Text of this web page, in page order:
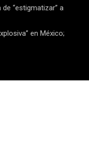
“estigmatizar” a
en México;